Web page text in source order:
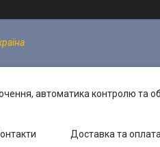
автоматика контролю та
Доставка та оплата